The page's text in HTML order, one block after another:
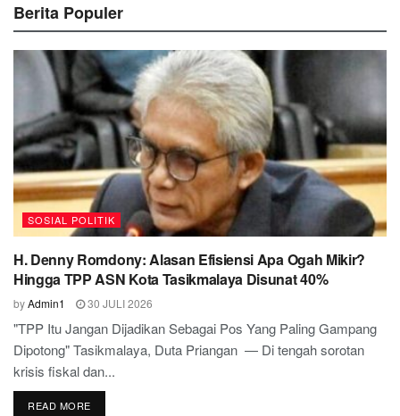
Berita Populer
SOSIAL POLITIK
H. Denny Romdony: Alasan Efisiensi Apa Ogah Mikir?
Hingga TPP ASN Kota Tasikmalaya Disunat 40%
byAdmin1 30 JULI 2026
"TPP Itu Jangan Dijadikan Sebagai Pos Yang Paling Gampang
Dipotong" Tasikmalaya, Duta Priangan — Di tengah sorotan
krisis fiskal dan...
READ MORE